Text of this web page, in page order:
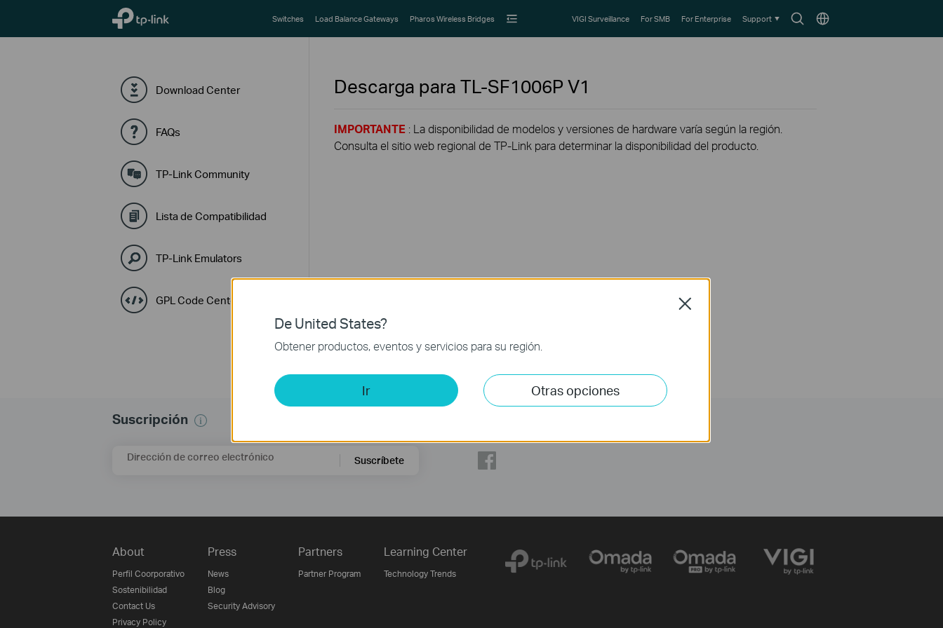
TP-Link, Reliably Smart
SearchChoose
Switches Load Balance Gateways Pharos Wireless Bridges VIGI Surveillance For SMB For Enterprise Support
Download Center
FAQs
TP-Link Community
Lista de Compatibilidad
TP-Link Emulators
GPL Code Center
Descarga para TL-SF1006P V1
IMPORTANTE : La disponibilidad de modelos y versiones de hardware varía según la región.
Consulta el sitio web regional de TP-Link para determinar la disponibilidad del producto.
Suscripción
Dirección de correo electrónico Suscríbete
About
Perfil Coorporativo
Sostenibilidad
Contact Us
Privacy Policy
Press
News
Blog
Security Advisory
Partners
Partner Program
Learning Center
Technology Trends
De United States?
Obtener productos, eventos y servicios para su región.
Ir Otras opciones
Close